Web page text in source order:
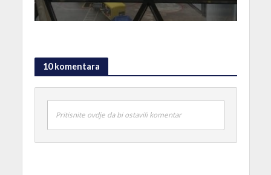
10 komentara
Pritisnite ovdje da bi ostavili komentar